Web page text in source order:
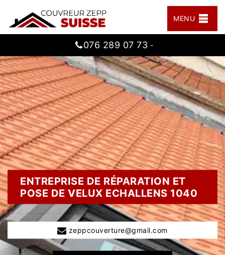
MENU
076 289 07 73 -
ENTREPRISE DE RÉPARATION ET
POSE DE VELUX ECHALLENS 1040
zeppcouverture@gmail.com